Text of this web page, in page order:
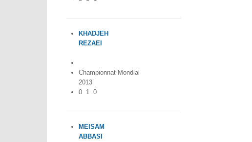
KHADJEH
REZAEI
Championnat Mondial
2013
0 1 0
MEISAM
ABBASI